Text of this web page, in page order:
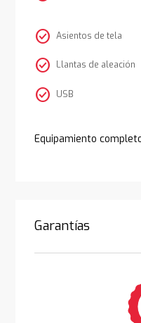
check_circle Asientos de tela
check_circle Llantas de aleación
check_circle USB
Equipamiento
Garantías